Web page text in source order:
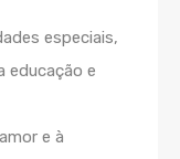
especiais,
educação e
e à